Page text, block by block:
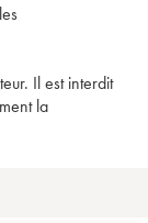
Il est interdit
la